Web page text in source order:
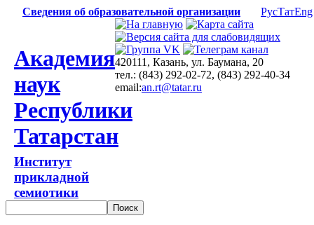
Сведения об образовательной организации РусТатEng
Академия
наук
Республики
Татарстан
Институт
прикладной
семиотики
420111, Казань, ул. Баумана, 20
тел.: (843) 292-02-72, (843) 292-40-34
email:an.rt@tatar.ru